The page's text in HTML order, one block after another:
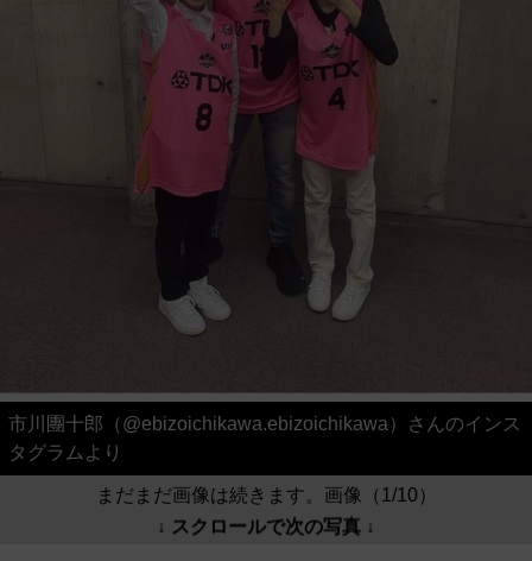
市川團十郎（@ebizoichikawa.ebizoichikawa）さんのインス
タグラムより
まだまだ画像は続きます。画像（1/10）
↓ スクロールで次の写真 ↓